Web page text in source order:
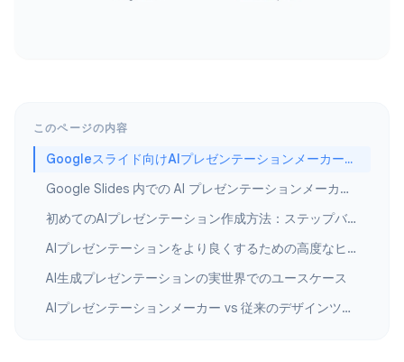
このページの内容
Googleスライド向けAIプレゼンテーションメーカーを使う理由
Google Slides 内での AI プレゼンテーションメーカーの仕組み
初めてのAIプレゼンテーション作成方法：ステップバイステップガイド
AIプレゼンテーションをより良くするための高度なヒント
AI生成プレゼンテーションの実世界でのユースケース
AIプレゼンテーションメーカー vs 従来のデザインツール